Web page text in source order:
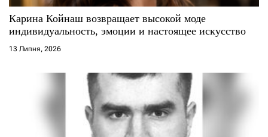
Карина Койнаш возвращает высокой моде
индивидуальность, эмоции и настоящее искусство
13 Липня, 2026